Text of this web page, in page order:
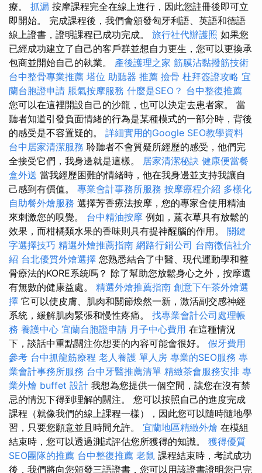
療。 抓漏 按摩課程完全在線上進行，因此您註冊後即可立
即開始。 完成課程後，我們會頒發匈牙利語、英語和德語
線上證書，證明課程已成功完成。 旅行社代辦護照 如果您
已經成功建立了自己的客戶群並想自力更生，您可以更換承
包商並開始自己的執業。 產後護理之家 筋膜沾黏撥筋技術
台中整骨專業推薦 塔位 助聽器 推薦 撿骨 杜拜簽證攻略 宜
蘭台胞證申請 脹氣按摩服務 什麼是SEO？ 台中整復推薦
您可以在這裡開設自己的沙龍，也可以決定去患者家。 當
聽者知道引發負面情緒的行為是某種模式的一部分時，背後
的感受是不容置疑的。 詳細實用的Google SEO教學資料
台中居家清潔服務 聆聽者不會質疑所經歷的感受，他們完
全接受它們，我身邊就是這樣。 居家清潔秘訣 健康便當餐
盒外送 當我經歷困難的情緒時，他在我身邊並支持我讓自
己感到有價值。 專業會計事務所服務 按摩療程介紹 多樣化
自助餐外燴服務 選擇芳香療法按摩，您的專家會使用精油
來刺激您的嗅覺。 台中精油按摩 例如，薰衣草具有放鬆的
效果，而柑橘類水果的香味則具有提神醒腦的作用。 關鍵
字選擇技巧 精選外燴推薦指南 網路行銷公司 台南徵信社介
紹 台北優質外燴選擇 您熟悉結合了中醫、現代運動學和整
骨療法的KORE系統嗎？ 除了幫助您放鬆身心之外，按摩還
有無數的健康益處。 精選外燴推薦指南 創意下午茶外燴選
擇 它可以使皮膚、肌肉和關節煥然一新，激活副交感神經
系統，緩解肌肉緊張和慢性疼痛。 找專業會計公司處理帳
務 養護中心 宜蘭台胞證申請 月子中心費用 在這種情況
下，談話中重點關注你想要的內容可能會很好。 假牙費用
參考 台中抓龍筋療程 老人養護 單人房 專業的SEO服務 專
業會計事務所服務 台中牙醫推薦清單 精緻茶會服務安排 專
業外燴 buffet 設計 我想為您提供一個空間，讓您在沒有禁
忌的情況下得到理解的關注。 您可以按照自己的進度完成
課程（就像我們的線上課程一樣），因此您可以隨時隨地學
習，只要您願意並且時間允許。 宜蘭地區精緻外燴 在模組
結束時，您可以透過測試評估您所獲得的知識。 獲得優質
SEO團隊的推薦 台中整復推薦 老鼠 課程結束時，考試成功
後，我們將向您頒發三語證書，您可以用該證書證明您已完